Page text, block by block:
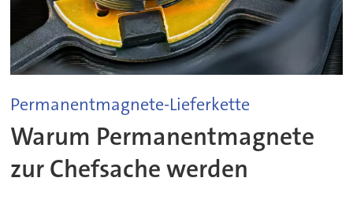
Permanentmagnete-Lieferkette
Warum Permanentmagnete
zur Chefsache werden